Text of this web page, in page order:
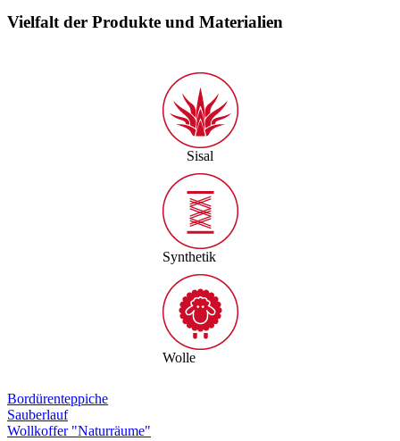
Vielfalt der Produkte und Materialien
Sisal
Synthetik
Wolle
Bordürenteppiche
Sauberlauf
Wollkoffer "Naturräume"